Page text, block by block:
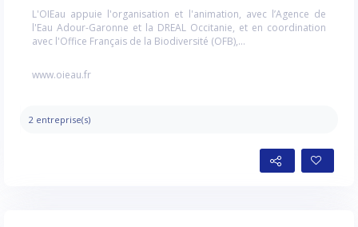
L'OIEau appuie l'organisation et l'animation, avec l’Agence de
l'Eau Adour-Garonne et la DREAL Occitanie, et en coordination
avec l'Office Français de la Biodiversité (OFB),...
www.oieau.fr
2 entreprise(s)